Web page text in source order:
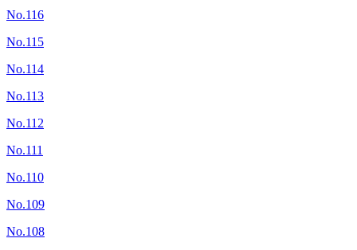
No.116
No.115
No.114
No.113
No.112
No.111
No.110
No.109
No.108